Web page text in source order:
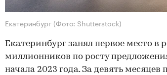
Екатеринбург (Фото: Shutterstock)
Екатеринбург занял первое место в
миллионников по росту
начала 2023 года. За девять